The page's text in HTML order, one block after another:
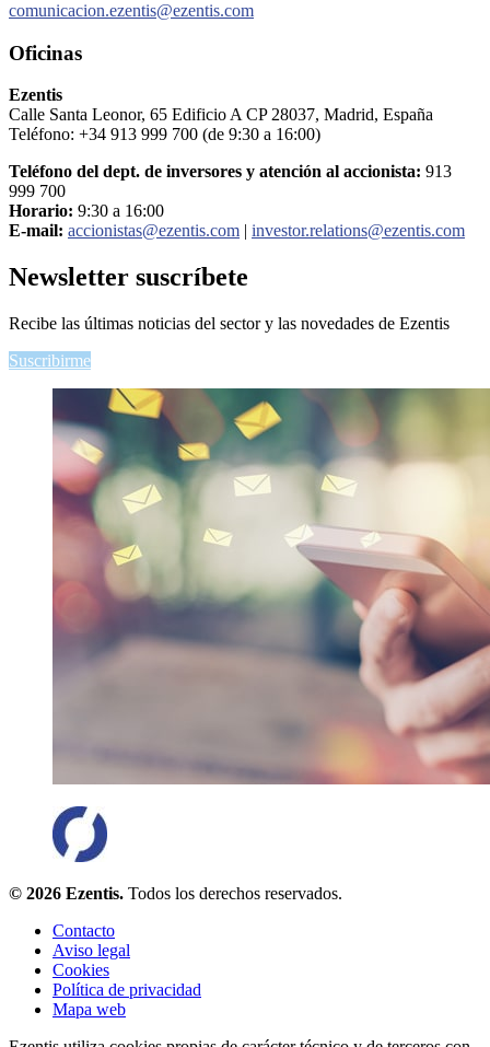
comunicacion.ezentis@ezentis.com
Oficinas
Ezentis
Calle Santa Leonor, 65 Edificio A CP 28037, Madrid, España
Teléfono: +34 913 999 700 (de 9:30 a 16:00)
Teléfono del dept. de inversores y atención al accionista: 913
999 700
Horario: 9:30 a 16:00
E-mail: accionistas@ezentis.com investor.relations@ezentis.com
Newsletter suscríbete
Recibe las últimas noticias del sector y las novedades de Ezentis
Suscribirme
© 2026 Ezentis. Todos los derechos reservados.
Contacto
Aviso legal
Cookies
Política de privacidad
Mapa web